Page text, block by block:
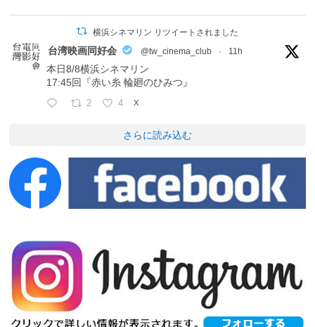
横浜シネマリン リツイートされました
台湾映画同好会 @tw_cinema_club · 11h
本日8/8横浜シネマリン
17:45回『赤い糸 輪廻のひみつ』
2 4 X
さらに読み込む